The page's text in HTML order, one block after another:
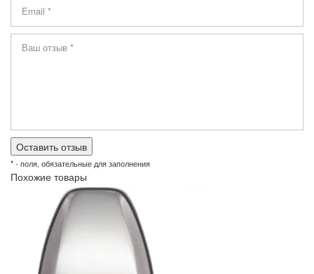
* - поля, обязательные для заполнения
Похожие товары